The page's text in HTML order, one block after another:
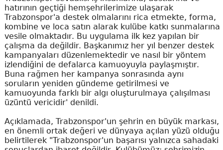
hatırının geçtiği hemşehrilerimize ulaşarak
Trabzonspor'a destek olmalarını rica etmekte, forma,
kombine ve loca satın alarak kulübe katkı sunmalarına
vesile olmaktadır. Bu uygulama ilk kez yapılan bir
çalışma da değildir. Başkanımız her yıl benzer destek
kampanyaları düzenlemektedir ve nasıl bir yöntem
izlendiğini de defalarca kamuoyuyla paylaşmıştır.
Buna rağmen her kampanya sonrasında aynı
soruların yeniden gündeme getirilmesi ve
kamuoyunda farklı bir algı oluşturulmaya çalışılması
üzüntü vericidir' denildi.
Açıklamada, Trabzonspor'un şehrin en büyük markası,
en önemli ortak değeri ve dünyaya açılan yüzü olduğu
belirtilerek "Trabzonspor'un başarısı yalnızca sahadaki